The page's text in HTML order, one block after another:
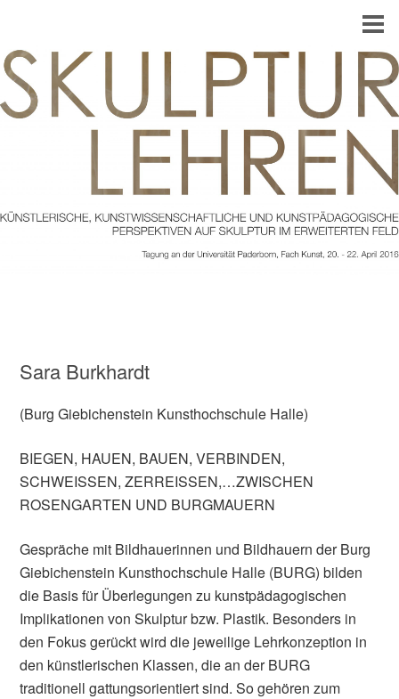
Sara Burkhardt
(Burg Giebichenstein Kunsthochschule Halle)
BIEGEN, HAUEN, BAUEN, VERBINDEN,
SCHWEISSEN, ZERREISSEN,…ZWISCHEN
ROSENGARTEN UND BURGMAUERN
Gespräche mit Bildhauerinnen und Bildhauern der Burg
Giebichenstein Kunsthochschule Halle (BURG) bilden
die Basis für Überlegungen zu kunstpädagogischen
Implikationen von Skulptur bzw. Plastik. Besonders in
den Fokus gerückt wird die jeweilige Lehrkonzeption in
den künstlerischen Klassen, die an der BURG
traditionell gattungsorientiert sind. So gehören zum